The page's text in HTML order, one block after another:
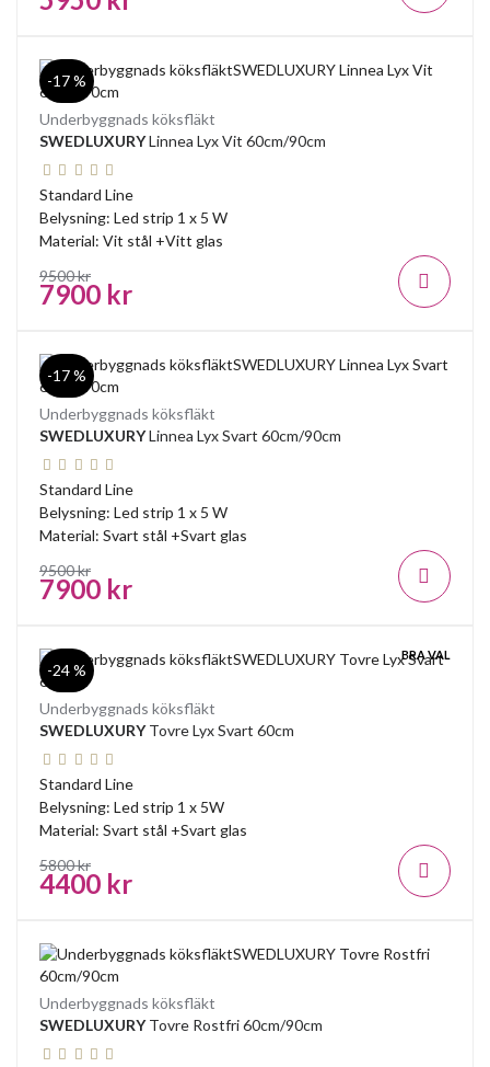
-17 %
Underbyggnads köksfläkt
SWEDLUXURYLinnea Lyx Vit 60cm/90cm
7900 kr
9500 kr
Standard Line
Belysning: Led strip 1 x 5 W
Material: Vit stål +Vitt glas
-17 %
Underbyggnads köksfläkt
SWEDLUXURYLinnea Lyx Svart 60cm/90cm
7900 kr
9500 kr
Standard Line
Belysning: Led strip 1 x 5 W
Material: Svart stål +Svart glas
BRA VAL
-24 %
Underbyggnads köksfläkt
SWEDLUXURY Tovre Lyx Svart 60cm
4400 kr
5800 kr
Standard Line
Belysning: Led strip 1 x 5W
Material: Svart stål +Svart glas
Underbyggnads köksfläkt
SWEDLUXURY Tovre Rostfri 60cm/90cm